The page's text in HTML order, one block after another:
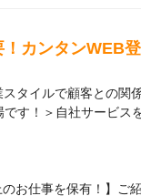
カンタンWEB
スタイルで顧客との
す！＞自社サービス
のお仕事を保有！】